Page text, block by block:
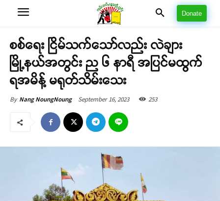
Donate
စစ်ရေး ငြိမ်သက်သော်လည်း လဲချား
မြို့နယ်အတွင်း ည ၆ နာရီ အပြင်မထွက်
ရအမိန့် မရုတ်သိမ်းသေး
By Nang NoungNoung September 16, 2023 253